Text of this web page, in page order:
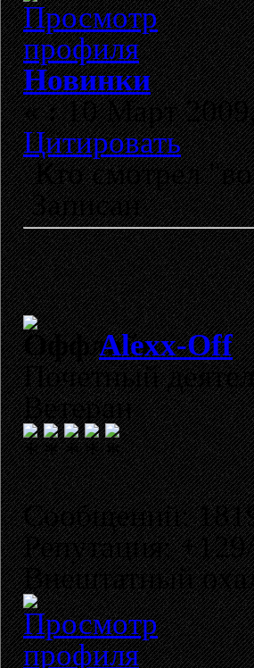
Новинки
«:10 Март
Цитировать
Кто смотрел
Записан
Alexx-Off
Почетный
Ветеран
Сообщений:
Репутация:
Внештатный